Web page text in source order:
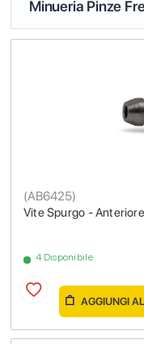
Minueria Pinze
Vite Spurgo -
(AB6425)
4 Disponibile
AGGIUNGI